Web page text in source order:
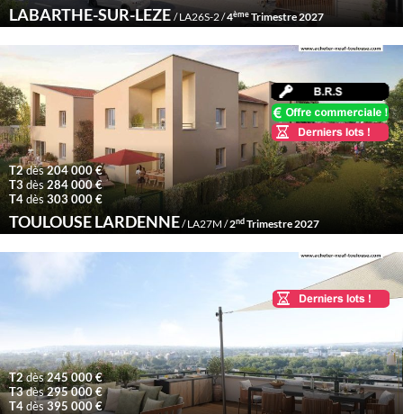
LABARTHE-SUR-LEZE / LA26S-2 /4èmeTrimestre 2027
T2dès204 000 €
T3dès284 000 €
T4dès303 000 €
TOULOUSE LARDENNE/ LA27M /2ndTrimestre 2027
T2dès245 000 €
T3dès295 000 €
T4dès395 000 €